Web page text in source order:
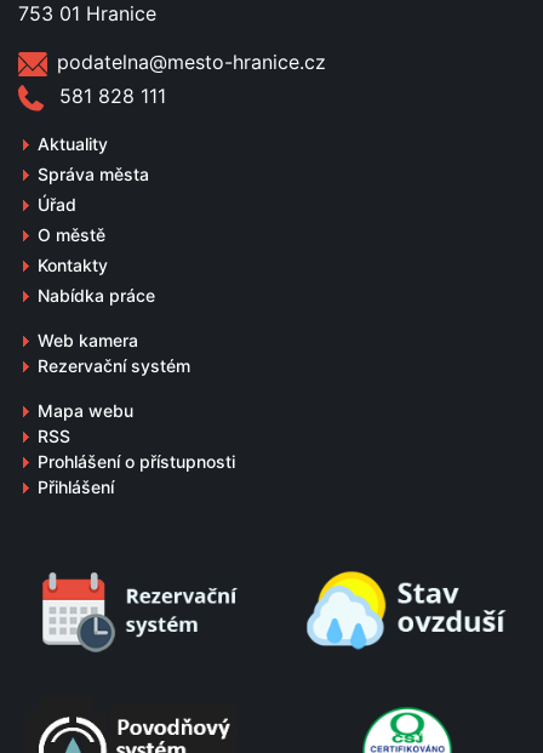
753 01 Hranice
podatelna@mesto-hranice.cz
581 828 111
Aktuality
Správa města
Úřad
O městě
Kontakty
Nabídka práce
Web kamera
Rezervační systém
Mapa webu
RSS
Prohlášení o přístupnosti
Přihlášení